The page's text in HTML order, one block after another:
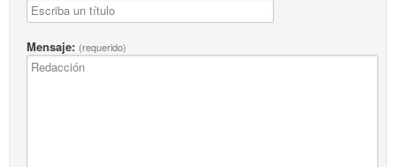
Mensaje: (requerido)